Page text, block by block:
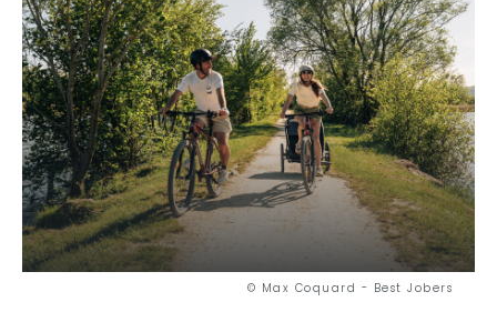
© Max Coquard - Best Jobers